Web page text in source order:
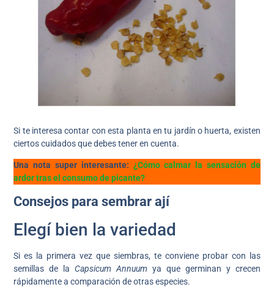
Si te interesa contar con esta planta en tu jardín o huerta, existen
ciertos cuidados que debes tener en cuenta.
Una nota super interesante: ¿Cómo calmar la sensación de
ardor tras el consumo de picante?
Consejos para sembrar ají
Elegí bien la variedad
Si es la primera vez que siembras, te conviene probar con las
semillas de laCapsicum Annuum ya que germinan y crecen
rápidamente a comparación de otras especies.